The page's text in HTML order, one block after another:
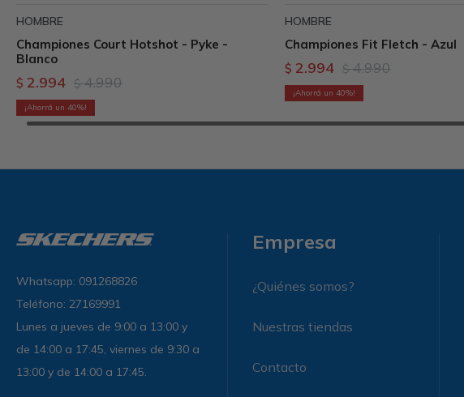
HOMBRE
Championes Court Hotshot - Pyke -
Blanco
$ 2.994 $ 4.990
40
HOMBRE
Championes Fit Fletch - Azul
$ 2.994 $ 4.990
40
Whatsapp: 091268826
Teléfono: 27169991
Lunes a jueves de 9:00 a 13:00 y
de 14:00 a 17:45, viernes de 9:30 a
13:00 y de 14:00 a 17:45.
Empresa
¿Quiénes somos?
Nuestras tiendas
Contacto